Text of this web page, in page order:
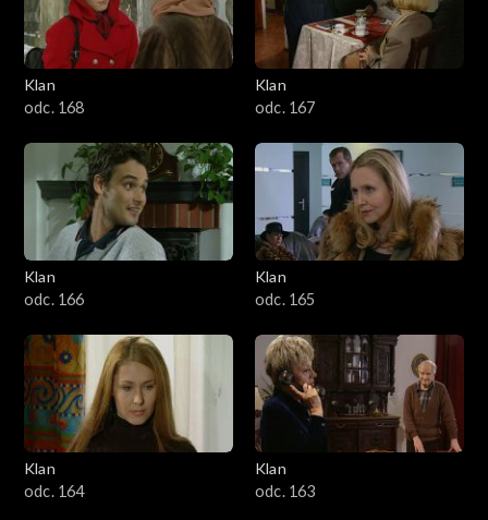
Klan
odc. 168
Klan
odc. 167
Klan
odc. 166
Klan
odc. 165
Klan
odc. 164
Klan
odc. 163